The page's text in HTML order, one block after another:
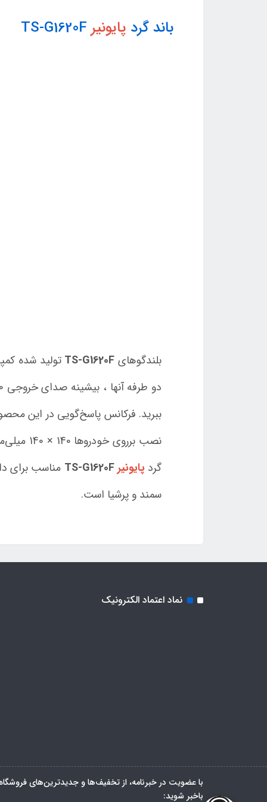
باند گرد پایونیرTS-G1620F
بلندگوهای TS-G1620F تولید شده
گرد پایونیرTS-G1620F
سمند و پرشیا است.
نماد اعتماد الکترونیک
با عضویت در خبرنامه، از تخفیف‌ها و جدیدترین‌های
باخبر شوید: